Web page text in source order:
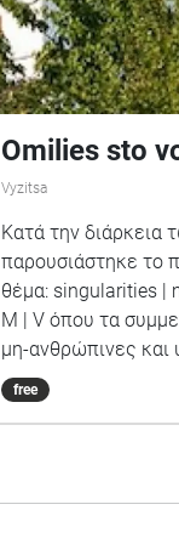
Omilies sto
Vyzitsa
Κατά την διάρκεια
παρουσιάστηκε το
θέμα: singularities | multiplicities | virtualities :: S |
M | V όπου τα
μη-ανθρώπινες και
σε επαφή μεταξύ
ήχους, τις εικόνες,
free